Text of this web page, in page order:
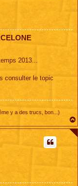
2013...
consulter le topic
y a des trucs, bon...)